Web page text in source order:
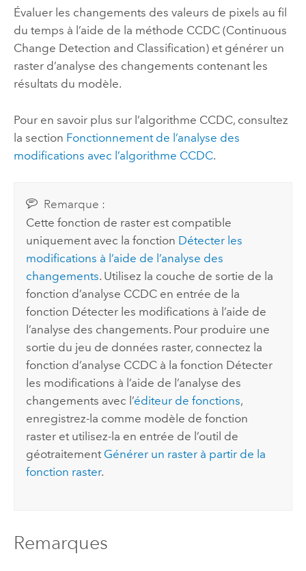
Évaluer les changements des valeurs de pixels au fil
du temps à l’aide de la méthode CCDC (Continuous
Change Detection and Classification) et générer un
raster d’analyse des changements contenant les
résultats du modèle.
Pour en savoir plus sur l’algorithme CCDC, consultez
la section Fonctionnement de l’analyse des
modifications avec l’algorithme CCDC.
Remarque :
Cette fonction de raster est compatible
uniquement avec la fonction Détecter les
modifications à l’aide de l’analyse des
changements. Utilisez la couche de sortie de la
fonction d’analyse CCDC en entrée de la
fonction Détecter les modifications à l’aide de
l’analyse des changements. Pour produire une
sortie du jeu de données raster, connectez la
fonction d’analyse CCDC à la fonction Détecter
les modifications à l’aide de l’analyse des
changements avec l’éditeur de fonctions,
enregistrez-la comme modèle de fonction
raster et utilisez-la en entrée de l’outil de
géotraitement Générer un raster à partir de la
fonction raster.
Remarques